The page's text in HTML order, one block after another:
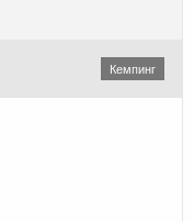
Кемпинг